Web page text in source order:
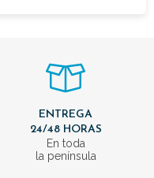
ENTREGA
24/48 HORAS
En toda
la península